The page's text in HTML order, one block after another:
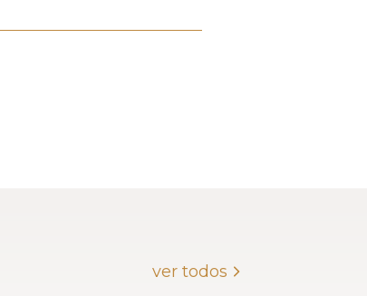
ver todos